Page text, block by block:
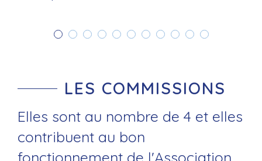
LES COMMISSIONS
Elles sont au nombre de 4 et elles
contribuent au bon
fonctionnement de l'Association.